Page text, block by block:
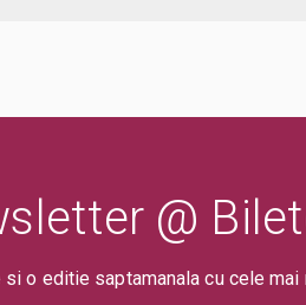
@
o editie saptamanala cu cele mai